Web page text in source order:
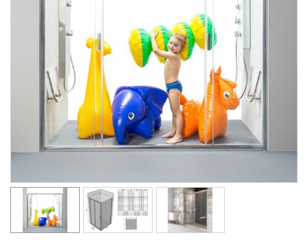
Сиденья OVO для душевых уголков
Полотенцесушители
Гидромассаж для ванны
Душевые каналы
Умывальники
Средства ухода